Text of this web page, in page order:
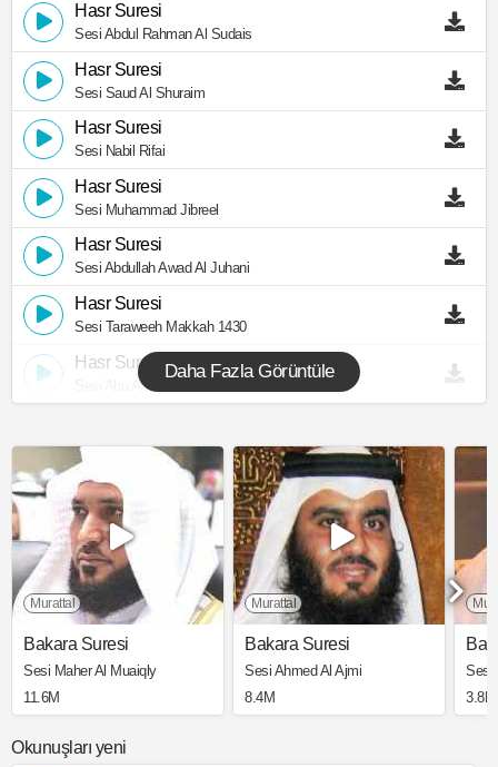
Hasr Suresi
Sesi Abdul Rahman Al Sudais
Hasr Suresi
Sesi Saud Al Shuraim
Hasr Suresi
Sesi Nabil Rifai
Hasr Suresi
Sesi Muhammad Jibreel
Hasr Suresi
Sesi Abdullah Awad Al Juhani
Hasr Suresi
Sesi Taraweeh Makkah 1430
Hasr Suresi
Sesi Abu Abdullah Al Mudhaffar
Daha Fazla Görüntüle
Murattal
Bakara Suresi
Sesi Maher Al Muaiqly
11.6M
Murattal
Bakara Suresi
Sesi Ahmed Al Ajmi
8.4M
Sesi
3.8M
Okunuşları yeni